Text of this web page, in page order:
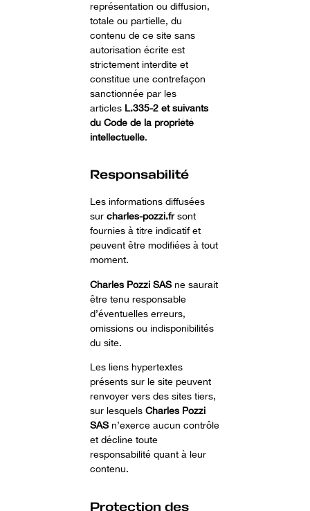
représentation ou diffusion,
totale ou partielle, du
contenu de ce site sans
autorisation écrite est
strictement interdite et
constitue une contrefaçon
sanctionnée par les
articles L.335-2 et suivants
du Code de la propriété
intellectuelle.
Responsabilité
Les informations diffusées
sur charles-pozzi.frsont
fournies à titre indicatif et
peuvent être modifiées à tout
moment.
Charles Pozzi SAS ne saurait
être tenu responsable
d’éventuelles erreurs,
omissions ou indisponibilités
du site.
Les liens hypertextes
présents sur le site peuvent
renvoyer vers des sites tiers,
sur lesquels Charles Pozzi
SAS n’exerce aucun contrôle
et décline toute
responsabilité quant à leur
contenu.
Protection des